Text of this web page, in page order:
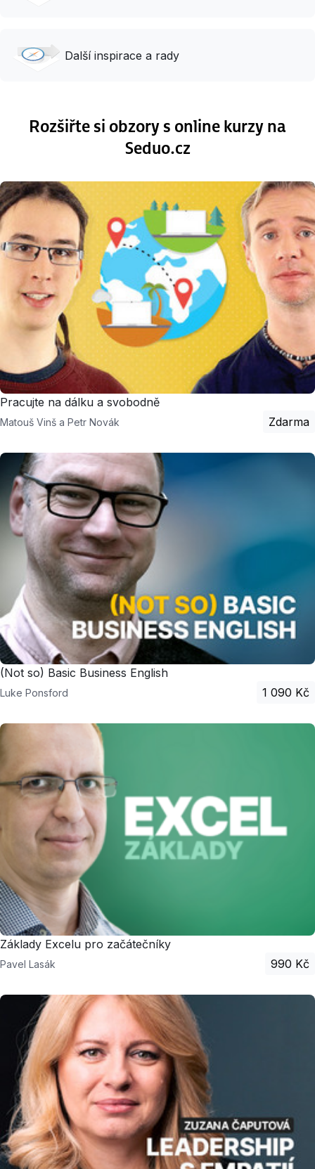
Další inspirace a rady
Rozšiřte si obzory s online kurzy na
Seduo.cz
Pracujte na dálku a svobodně
Matouš Vinš a Petr Novák Zdarma
(Not so) Basic Business English
Luke Ponsford 1 090 Kč
Základy Excelu pro začátečníky
Pavel Lasák 990 Kč